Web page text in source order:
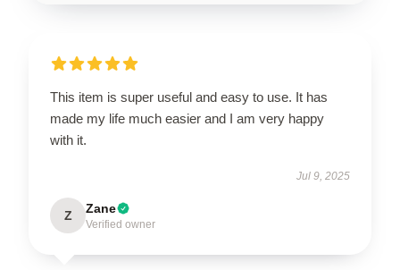
This item is super useful and easy to use. It has
made my life much easier and I am very happy
with it.
Jul 9, 2025
Z Zane
Verified owner